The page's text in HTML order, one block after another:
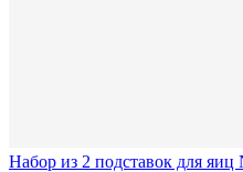
Набор из 2 подставок для